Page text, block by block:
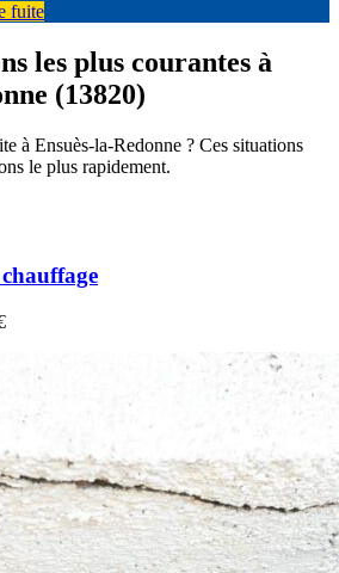
fuite
les plus courantes à
(13820)
à Ensuès-la-Redonne ? Ces situations
le plus rapidement.